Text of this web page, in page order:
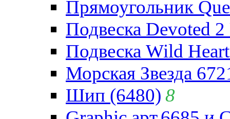
Прямоугольник
Подвеска Devoted
Подвеска Wild
Морская Звезда
Шип (6480) 8